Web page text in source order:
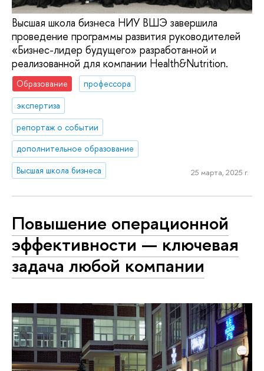
Высшая школа бизнеса НИУ ВШЭ завершила
проведение программы развития руководителей
«Бизнес-лидер будущего» разработанной и
реализованной для компании Health&Nutrition.
Образование
профессора
экспертиза
репортаж о событии
дополнительное образование
Высшая школа бизнеса
25 марта, 2025 г.
Повышение операционной
эффективности — ключевая
задача любой компании